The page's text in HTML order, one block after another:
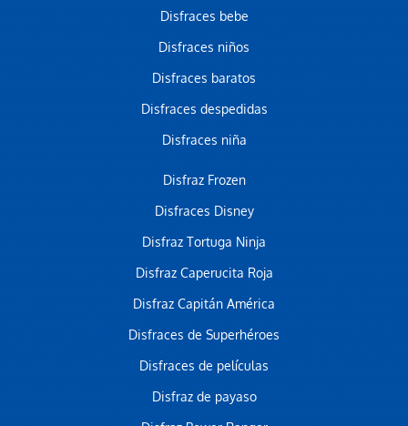
Disfraces bebe
Disfraces niños
Disfraces baratos
Disfraces despedidas
Disfraces niña
Disfraz Frozen
Disfraces Disney
Disfraz Tortuga Ninja
Disfraz Caperucita Roja
Disfraz Capitán América
Disfraces de Superhéroes
Disfraces de películas
Disfraz de payaso